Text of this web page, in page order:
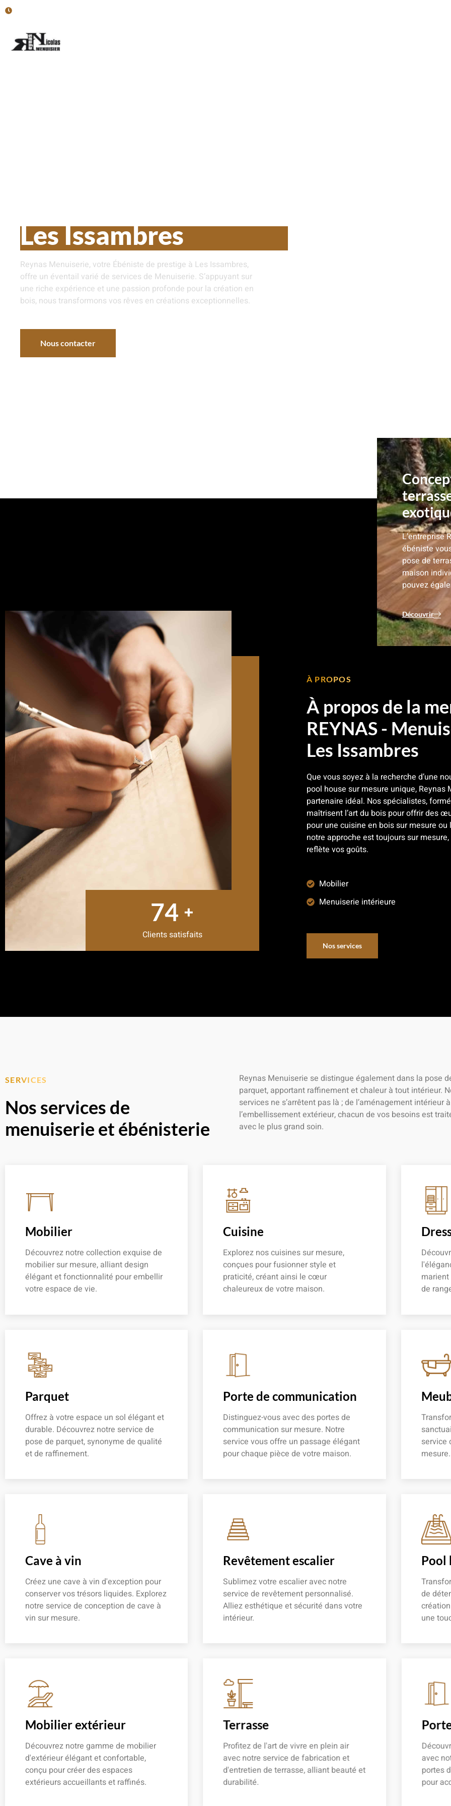
Les Issambres
Reynas Menuiserie, votre Ébéniste de prestige à Les Issambres,
offre un éventail varié de services de Menuiserie. S’appuyant sur
une riche expérience et une passion profonde pour la création en
bois, nous transformons vos rêves en créations exceptionnelles.
Nous contacter
L’entreprise
ébéniste
pose de
maison
pouvez
Découvrir
80 +
Clients satisfaits
À PROPOS
À propos de la
REYNAS -
Les Issambres
Que vous soyez à la recherche d’une
pool house sur mesure unique,
partenaire idéal. Nos spécialistes,
maîtrisent l’art du bois pour offrir des
pour une cuisine en bois sur mesure ou
notre approche est toujours sur
reflète vos goûts.
Mobilier
Menuiserie intérieure
Nos services
SERVICES
Nos services de
menuiserie et ébénisterie
Reynas Menuiserie se distingue également dans la pose
parquet, apportant raffinement et chaleur à tout intérieur.
services ne s’arrêtent pas là ; de l’aménagement intérieur à
l’embellissement extérieur, chacun de vos besoins est
avec le plus grand soin.
Mobilier
Découvrez notre collection exquise de
mobilier sur mesure, alliant design
élégant et fonctionnalité pour embellir
votre espace de vie.
Cuisine
Explorez nos cuisines sur mesure,
conçues pour fusionner style et
praticité, créant ainsi le cœur
chaleureux de votre maison.
de
Parquet
Offrez à votre espace un sol élégant et
durable. Découvrez notre service de
pose de parquet, synonyme de qualité
et de raffinement.
Porte de communication
Distinguez-vous avec des portes de
communication sur mesure. Notre
service vous offre un passage élégant
pour chaque pièce de votre maison.
service
mesure.
Cave à vin
Créez une cave à vin d'exception pour
conserver vos trésors liquides. Explorez
notre service de conception de cave à
vin sur mesure.
Revêtement escalier
Sublimez votre escalier avec notre
service de revêtement personnalisé.
Alliez esthétique et sécurité dans votre
intérieur.
Pool
de
une
Mobilier extérieur
Découvrez notre gamme de mobilier
d'extérieur élégant et confortable,
conçu pour créer des espaces
extérieurs accueillants et raffinés.
Terrasse
Profitez de l'art de vivre en plein air
avec notre service de fabrication et
d'entretien de terrasse, alliant beauté et
durabilité.
avec
portes
pour